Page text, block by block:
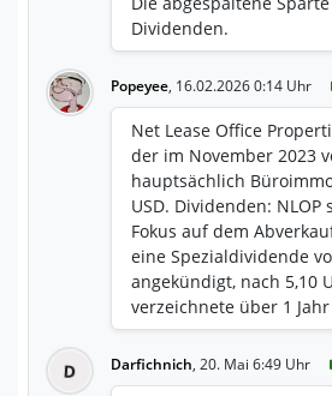
Dividenden.
Popeyee, 16.02.2026 0:14 Uhr
Net Lease Office
der im November 2023
hauptsächlich
USD. Dividenden:
Fokus auf dem
eine Spezialdividende
angekündigt, nach 5,10
verzeichnete über 1
14.02.2026). W.P. Carey
Abspaltung von NLOP
ausgerichtet. Aktienkurs
D Darfichnich, 20. Mai 6:49 Uhr